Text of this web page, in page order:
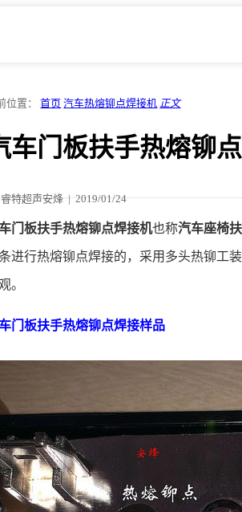
位置：首页 汽车热熔铆点焊接机 正文
车门板扶手热熔铆
特超声安烽 | 2019/01/24
门板扶手热熔铆点焊接机也称汽车座椅
进行热熔铆点焊接的，采用多头热铆工
。
门板扶手热熔铆点焊接样品